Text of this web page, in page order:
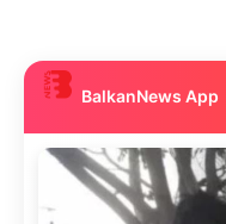
BalkanNews App